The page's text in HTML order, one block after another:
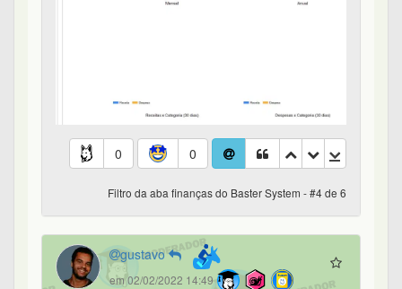
0 0
Filtro da aba finanças do Baster System - #4 de 6
gustavo
em 02/02/2022 14:49